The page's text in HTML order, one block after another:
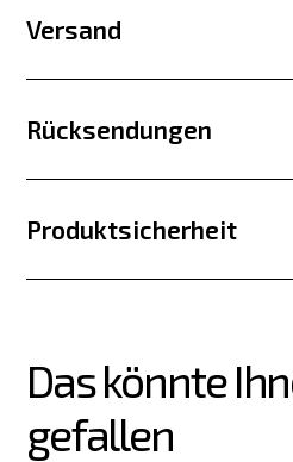
Versand
Rücksendungen
Produktsicherheit
Das könnte
gefallen